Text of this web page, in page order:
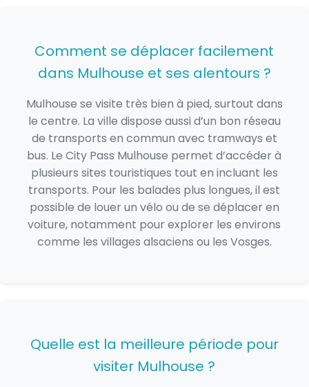
Comment se déplacer facilement
dans Mulhouse et ses alentours ?
Mulhouse se visite très bien à pied, surtout dans
le centre. La ville dispose aussi d’un bon réseau
de transports en commun avec tramways et
bus. Le City Pass Mulhouse permet d’accéder à
plusieurs sites touristiques tout en incluant les
transports. Pour les balades plus longues, il est
possible de louer un vélo ou de se déplacer en
voiture, notamment pour explorer les environs
comme les villages alsaciens ou les Vosges.
Quelle est la meilleure période pour
visiter Mulhouse ?